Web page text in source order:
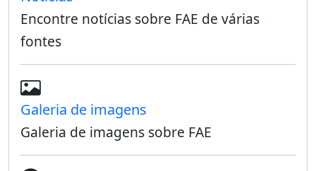
Encontre notícias sobre FAE de várias
fontes
Galeria de imagens
Galeria de imagens sobre FAE